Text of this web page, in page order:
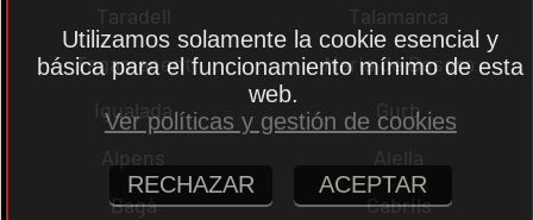
Taradell
Talamanca
Tagamanent
Maria de Besora
Igualada
Gurb
Alpens
Alella
Bagà
Cabrils
Utilizamos solamente la cookie esencial y
básica para el funcionamiento mínimo de esta
web.
Ver políticas y gestión de cookies
RECHAZAR ACEPTAR